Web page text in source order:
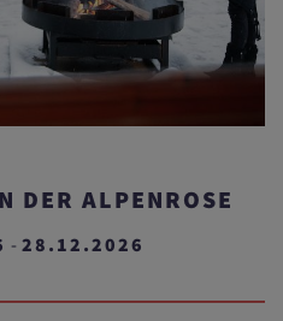
DER ALPENROSE
- 28.12.2026